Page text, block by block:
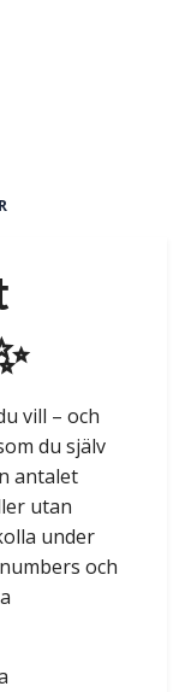
vill – och
du själv
antalet
utan
under
och